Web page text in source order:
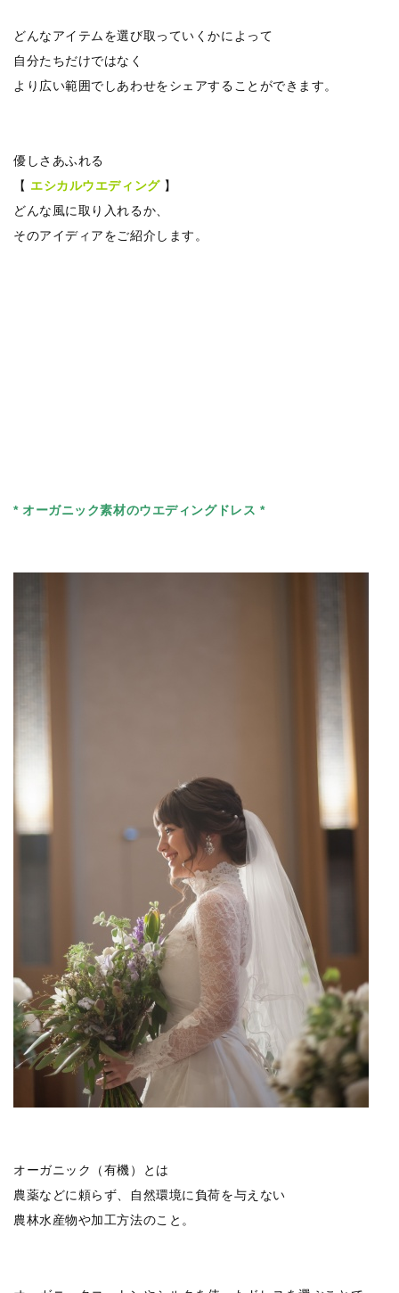
どんなアイテムを選び取っていくかによって
自分たちだけではなく
より広い範囲でしあわせをシェアすることができます。
優しさあふれる
【 エシカルウエディング 】
どんな風に取り入れるか、
そのアイディアをご紹介します。
* オーガニック素材のウエディングドレス *
オーガニック（有機）とは
農薬などに頼らず、自然環境に負荷を与えない
農林水産物や加工方法のこと。